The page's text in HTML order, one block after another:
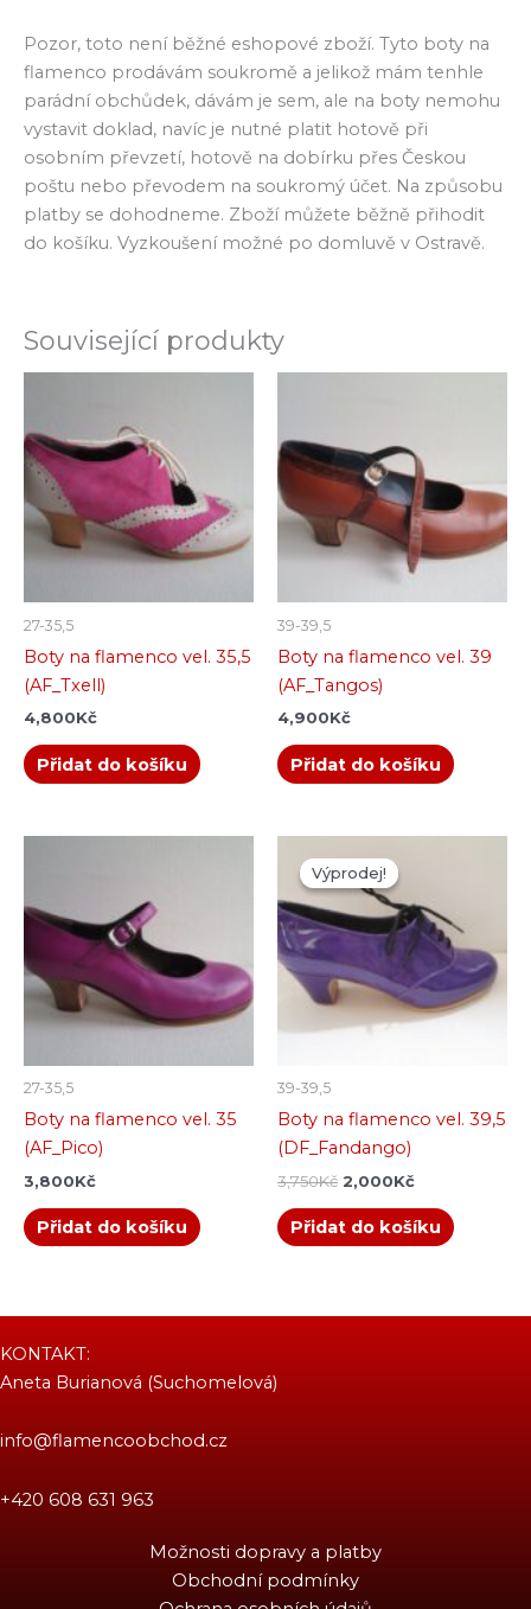
Pozor, toto není běžné eshopové zboží. Tyto boty na
flamenco prodávám soukromě a jelikož mám tenhle
parádní obchůdek, dávám je sem, ale na boty nemohu
vystavit doklad, navíc je nutné platit hotově při
osobním převzetí, hotově na dobírku přes Českou
poštu nebo převodem na soukromý účet. Na způsobu
platby se dohodneme. Zboží můžete běžně přihodit
do košíku. Vyzkoušení možné po domluvě v Ostravě.
Související produkty
27-35,5
Boty na flamenco vel. 35,5
(AF_Txell)
4,800Kč
Přidat do košíku
39-39,5
Boty na flamenco vel. 39
(AF_Tangos)
4,900Kč
Přidat do košíku
27-35,5
Boty na flamenco vel. 35
(AF_Pico)
3,800Kč
Přidat do košíku
Výprodej!
Výprodej!
39-39,5
Boty na flamenco vel. 39,5
(DF_Fandango)
3,750Kč
cena
byla:
3,750Kč.
2,000Kč
2,000Kč.
Přidat do košíku
KONTAKT:
Aneta Burianová (Suchomelová)
info@flamencoobchod.cz
+420 608 631 963
Možnosti dopravy a platby
Obchodní podmínky